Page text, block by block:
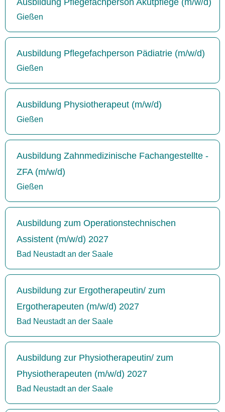
Gießen
Ausbildung Pflegefachperson Pädiatrie (m/w/d)
Gießen
Ausbildung Physiotherapeut (m/w/d)
Gießen
Ausbildung Zahnmedizinische Fachangestellte -
ZFA (m/w/d)
Gießen
Ausbildung zum Operationstechnischen
Assistent (m/w/d) 2027
Bad Neustadt an der Saale
Ausbildung zur Ergotherapeutin/ zum
Ergotherapeuten (m/w/d) 2027
Bad Neustadt an der Saale
Ausbildung zur Physiotherapeutin/ zum
Physiotherapeuten (m/w/d) 2027
Bad Neustadt an der Saale